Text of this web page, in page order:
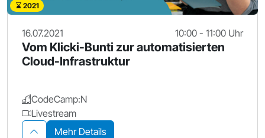
2021
16.07.2021 10:00 - 11:00 Uhr
Vom Klicki-Bunti zur automatisierten
Cloud-Infrastruktur
CodeCamp:N
Livestream
Mehr Details